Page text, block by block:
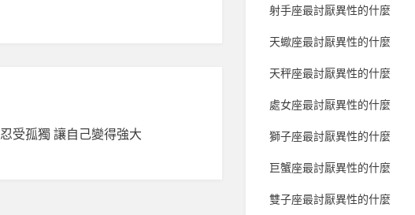
受孤獨 讓自己變得強大
射手座最討厭異性的什麼
天蠍座最討厭異性的什麼
天秤座最討厭異性的什麼
處女座最討厭異性的什麼
獅子座最討厭異性的什麼
巨蟹座最討厭異性的什麼
雙子座最討厭異性的什麼